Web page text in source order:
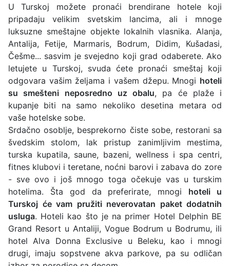
U Turskoj možete pronaći brendirane hotele koji
pripadaju velikim svetskim lancima, ali i mnoge
luksuzne smeštajne objekte lokalnih vlasnika. Alanja,
Antalija, Fetije, Marmaris, Bodrum, Didim, Kušadasi,
Češme... sasvim je svejedno koji grad odaberete. Ako
letujete u Turskoj, svuda ćete pronaći smeštaj koji
odgovara vašim željama i vašem džepu. Mnogi hoteli
su smešteni neposredno uz obalu, pa će plaže i
kupanje biti na samo nekoliko desetina metara od
vaše hotelske sobe.
Srdačno osoblje, besprekorno čiste sobe, restorani sa
švedskim stolom, lak pristup zanimljivim mestima,
turska kupatila, saune, bazeni, wellness i spa centri,
fitnes klubovi i teretane, noćni barovi i zabava do zore
- sve ovo i još mnogo toga očekuje vas u turskim
hotelima. Šta god da preferirate, mnogi hoteli u
Turskoj će vam pružiti neverovatan paket dodatnih
usluga. Hoteli kao što je na primer Hotel Delphin BE
Grand Resort u Antaliji, Vogue Bodrum u Bodrumu, ili
hotel Alva Donna Exclusive u Beleku, kao i mnogi
drugi, imaju sopstvene akva parkove, pa su odličan